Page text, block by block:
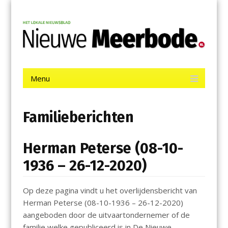
contentNieuwe Meerbode
Menu
Familieberichten
Herman Peterse (08-10-
1936 – 26-12-2020)
Op deze pagina vindt u het overlijdensbericht van
Herman Peterse (08-10-1936 – 26-12-2020)
aangeboden door de uitvaartondernemer of de